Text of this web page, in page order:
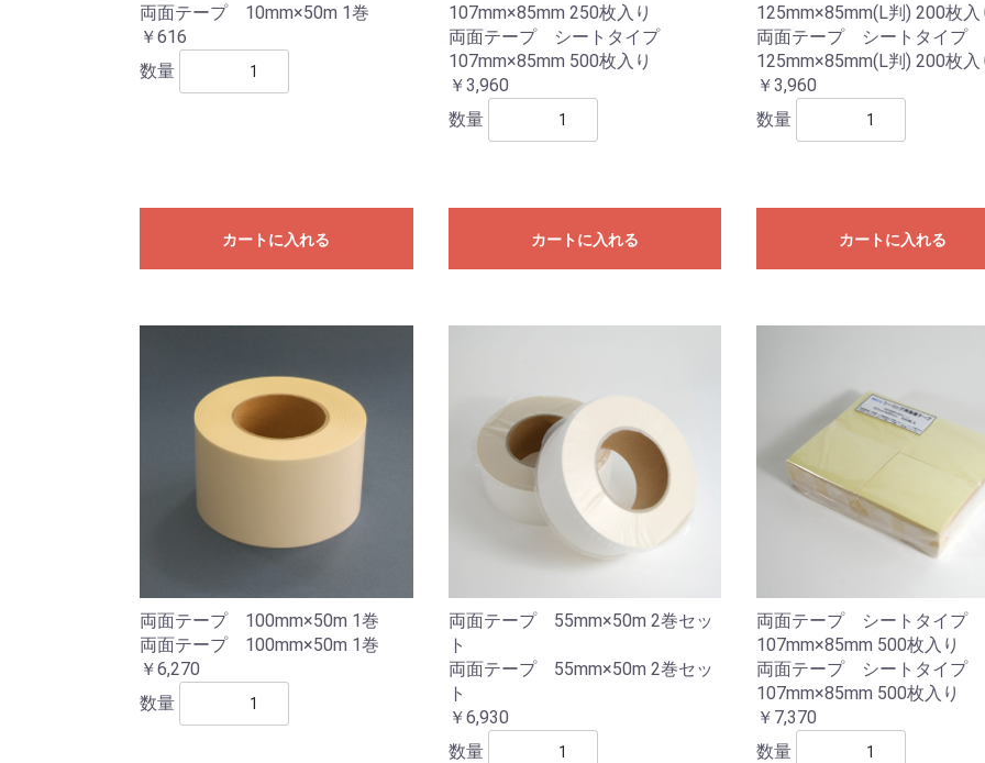
両面テープ 10mm×50m 1巻
￥616
数量
カートに入れる
107mm×85mm 250枚入り
両面テープ シートタイプ
107mm×85mm 500枚入り
￥3,960
数量
カートに入れる
125mm×85mm(L判) 200枚入
両面テープ シートタイプ
125mm×85mm(L判) 200枚入
￥3,960
数量
カートに入れる
両面テープ 100mm×50m 1巻
両面テープ 100mm×50m 1巻
￥6,270
数量
両面テープ 55mm×50m 2巻セッ
ト
両面テープ 55mm×50m 2巻セッ
ト
￥6,930
数量
両面テープ シートタイプ
107mm×85mm 500枚入り
両面テープ シートタイプ
107mm×85mm 500枚入り
￥7,370
数量